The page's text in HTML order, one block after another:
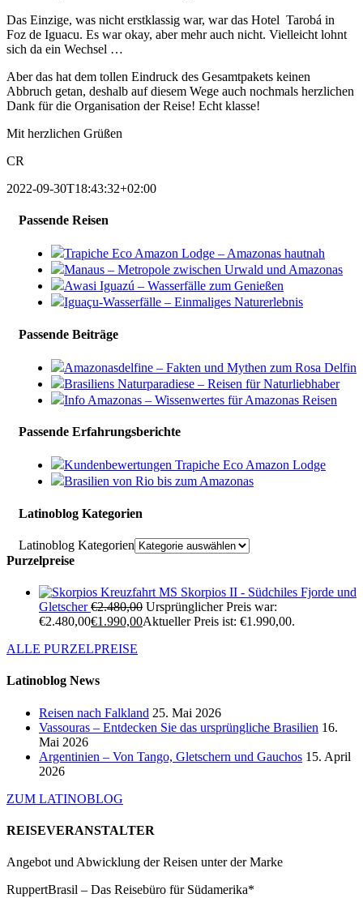
Das Einzige, was nicht erstklassig war, war das Hotel Tarobá in
Foz de Iguacu. Es war okay, aber mehr auch nicht. Vielleicht lohnt
sich da ein Wechsel …
Aber das hat dem tollen Eindruck des Gesamtpakets keinen
Abbruch getan, deshalb auf diesem Wege auch nochmals herzlichen
Dank für die Organisation der Reise! Echt klasse!
Mit herzlichen Grüßen
CR
2022-09-30T18:43:32+02:00
Passende Reisen
Trapiche Eco Amazon Lodge – Amazonas hautnah
Manaus – Metropole zwischen Urwald und Amazonas
Awasi Iguazú – Wasserfälle zum Genießen
Iguaçu-Wasserfälle – Einmaliges Naturerlebnis
Passende Beiträge
Amazonasdelfine – Fakten und Mythen zum Rosa Delfin
Brasiliens Naturparadiese – Reisen für Naturliebhaber
Info Amazonas – Wissenwertes für Amazonas Reisen
Passende Erfahrungsberichte
Kundenbewertungen Trapiche Eco Amazon Lodge
Brasilien von Rio bis zum Amazonas
Latinoblog Kategorien
Latinoblog Kategorien
Purzelpreise
Kreuzfahrt MS Skorpios II - Südchiles Fjorde und
Gletscher €2.480,00 Ursprünglicher Preis war:
€2.480,00€1.990,00Aktueller Preis ist: €1.990,00.
ALLE PURZELPREISE
Latinoblog News
Reisen nach Falkland 25. Mai 2026
Vassouras – Entdecken Sie das ursprüngliche Brasilien 16.
Mai 2026
Argentinien – Von Tango, Gletschern und Gauchos 15. April
2026
ZUM LATINOBLOG
REISEVERANSTALTER
Angebot und Abwicklung der Reisen unter der Marke
RuppertBrasil – Das Reisebüro für Südamerika*